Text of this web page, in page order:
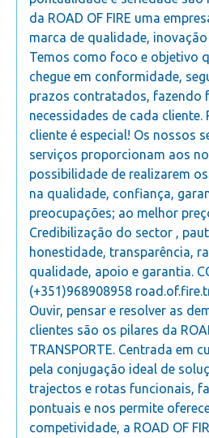
da ROAD OF FIRE uma
marca de qualidade,
Temos como foco e objetivo
chegue em conformidade,
prazos contratados, fazendo
necessidades de cada cliente.
cliente é especial! Os nossos
serviços proporcionam aos
possibilidade de realizarem
na qualidade, confiança,
preocupações; ao melhor
Credibilização do sector ,
honestidade, transparência,
qualidade, apoio e garantia.
(+351)968908958
Ouvir, pensar e resolver as
clientes são os pilares da
TRANSPORTE. Centrada em
pela conjugação ideal de
trajectos e rotas funcionais,
pontuais e nos permite
competividade, a ROAD OF